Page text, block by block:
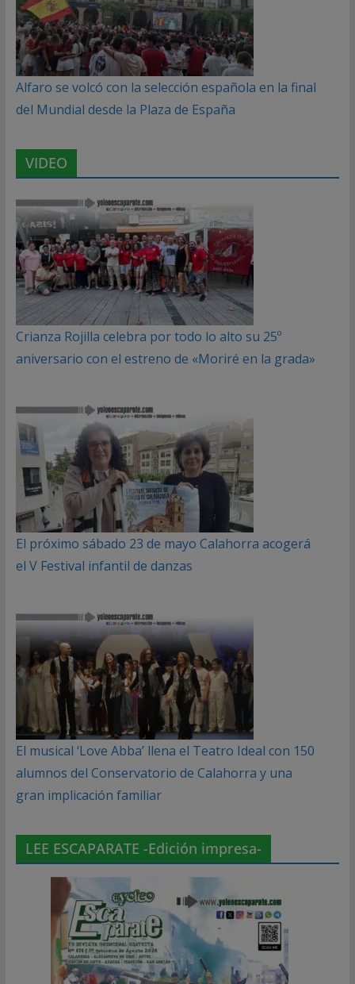
Alfaro se volcó con la selección española en la final
del Mundial desde la Plaza de España
VIDEO
Crianza Rojilla celebra por todo lo alto su 25º
aniversario con el estreno de «Moriré en la grada»
El próximo sábado 23 de mayo Calahorra acogerá
el V Festival infantil de danzas
El musical ‘Love Abba’ llena el Teatro Ideal con 150
alumnos del Conservatorio de Calahorra y una
gran implicación familiar
LEE ESCAPARATE -Edición impresa-